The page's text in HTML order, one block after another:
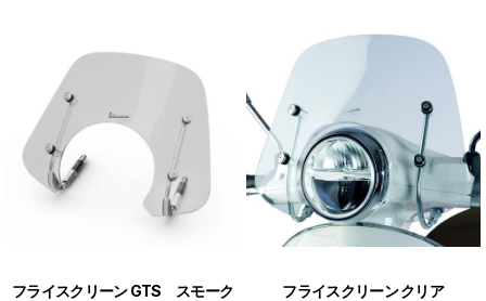
フライスクリーン GTS スモーク フライスクリーン クリア